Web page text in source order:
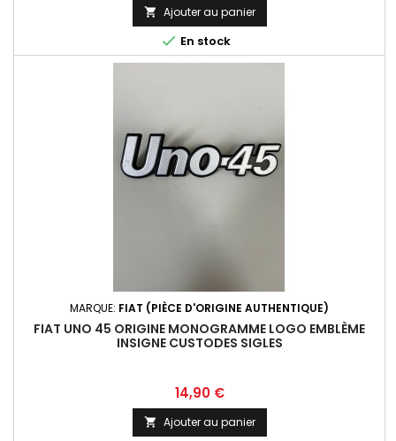
 Ajouter au panier
 En stock
MARQUE: FIAT (PIÈCE D'ORIGINE AUTHENTIQUE)
FIAT UNO 45 ORIGINE MONOGRAMME LOGO EMBLÈME
INSIGNE CUSTODES SIGLES
Prix
14,90 €
 Ajouter au panier